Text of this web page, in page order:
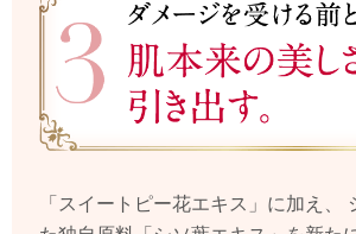
「スイートピー花エキス」に加え、